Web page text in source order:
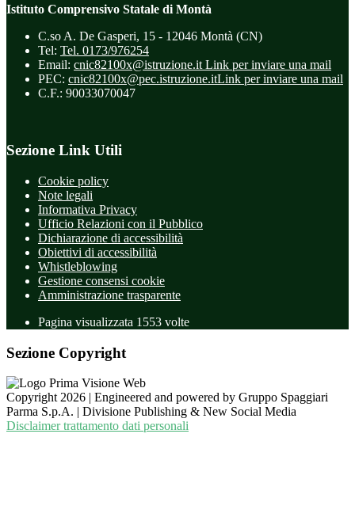
Istituto Comprensivo Statale di Montà
C.so A. De Gasperi, 15 - 12046 Montà (CN)
Tel: Tel. 0173/976254
Email: cnic82100x@istruzione.it Link per inviare una mail
PEC: cnic82100x@pec.istruzione.itLink per inviare una mail
C.F.: 90033070047
Sezione Link Utili
Cookie policy
Note legali
Informativa Privacy
Ufficio Relazioni con il Pubblico
Dichiarazione di accessibilità
Obiettivi di accessibilità
Whistleblowing
Gestione consensi cookie
Amministrazione trasparente
Pagina visualizzata 1553 volte
Sezione Copyright
Copyright 2026 | Engineered and powered by Gruppo Spaggiari
Parma S.p.A. | Divisione Publishing & New Social Media
Disclaimer trattamento dati personali